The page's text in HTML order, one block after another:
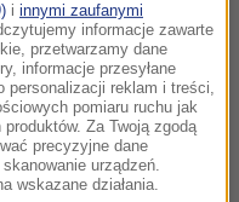
również
ciosów nożem w
ramion i
nożem o
Podczas
i innymi zaufanymi
informacje zawarte
przetwarzamy dane
informacje przesyłane
personalizacji reklam i treści,
pomiaru ruchu jak
Za Twoją zgodą
precyzyjne dane
urządzeń.
wskazane działania.